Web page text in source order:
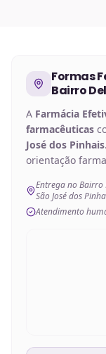
Formas
Bairro
A Farmácia
farmacêuticas
José dos Pinhais
orientação
Entrega no Bairro
São José dos
Atendimento